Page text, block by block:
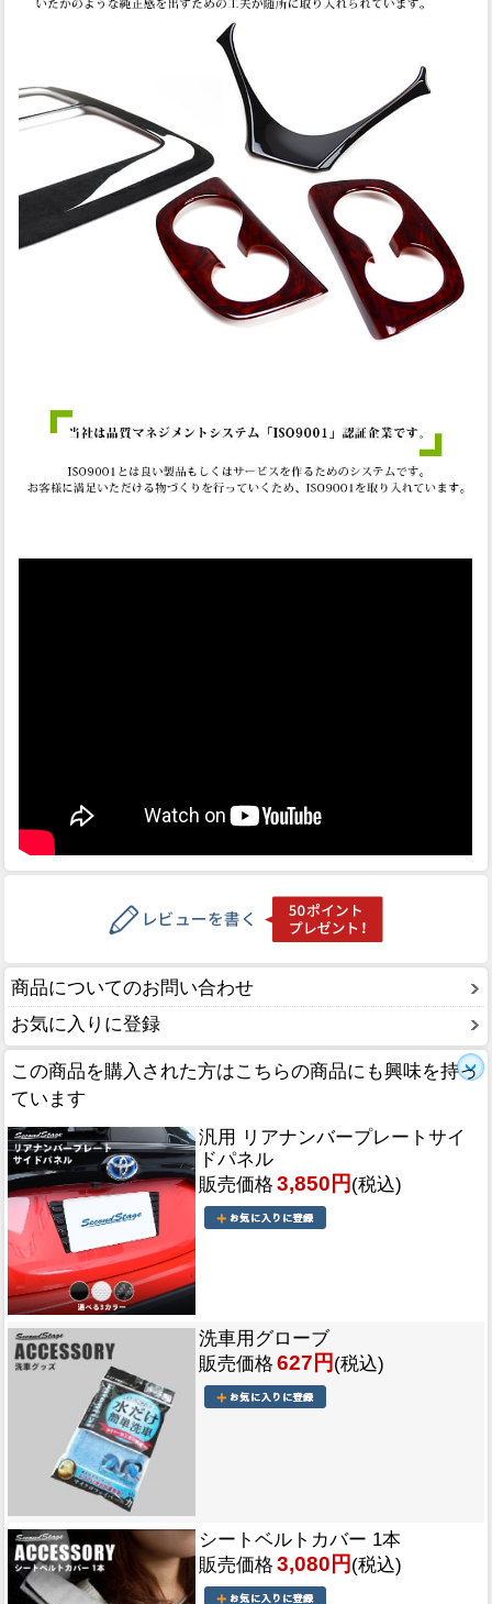
商品についてのお問い合わせ
お気に入りに登録
この商品を購入された方はこちらの商品にも興味を持っ
ています
汎用 リアナンバープレートサイ
ドパネル
販売価格 3,850円 (税込)
洗車用グローブ
販売価格 627円 (税込)
シートベルトカバー 1本
販売価格 3,080円 (税込)